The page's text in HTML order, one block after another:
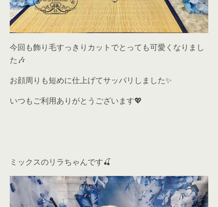
今回も飾り毛すっきりカットでとっても可愛くなりまし
た🎶
お顔周りも短めに仕上げてサッパリしました✨
いつもご利用ありがとうございます💖
ミックスのリラちゃんです🍒